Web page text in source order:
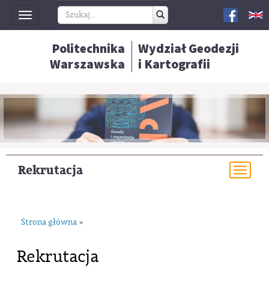
Toggle
navigation
Politechnika
Warszawska
Wydział Geodezji
i Kartografii
Rekrutacja
Strona główna »
Rekrutacja